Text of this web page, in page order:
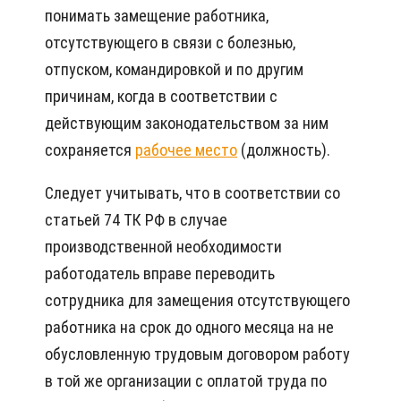
понимать замещение работника,
отсутствующего в связи с болезнью,
отпуском, командировкой и по другим
причинам, когда в соответствии с
действующим законодательством за ним
сохраняется рабочее место (должность).
Следует учитывать, что в соответствии со
статьей 74 ТК РФ в случае
производственной необходимости
работодатель вправе переводить
сотрудника для замещения отсутствующего
работника на срок до одного месяца на не
обусловленную трудовым договором работу
в той же организации с оплатой труда по